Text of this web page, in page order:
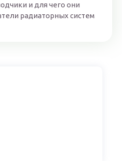
и для чего они
радиаторных систем